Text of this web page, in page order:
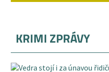
KRIMI ZPRÁVY